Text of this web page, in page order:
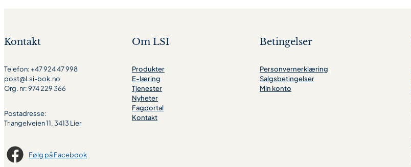
Kontakt
Telefon: +47 924 47 998
post@Lsi-bok.no
Org. nr: 974 229 366
Postadresse:
Triangelveien 11, 3413 Lier
Følg på Facebook
Om LSI
Produkter
E-læring
Tjenester
Nyheter
Fagportal
Kontakt
Betingelser
Personvernerklæring
Salgsbetingelser
Min konto